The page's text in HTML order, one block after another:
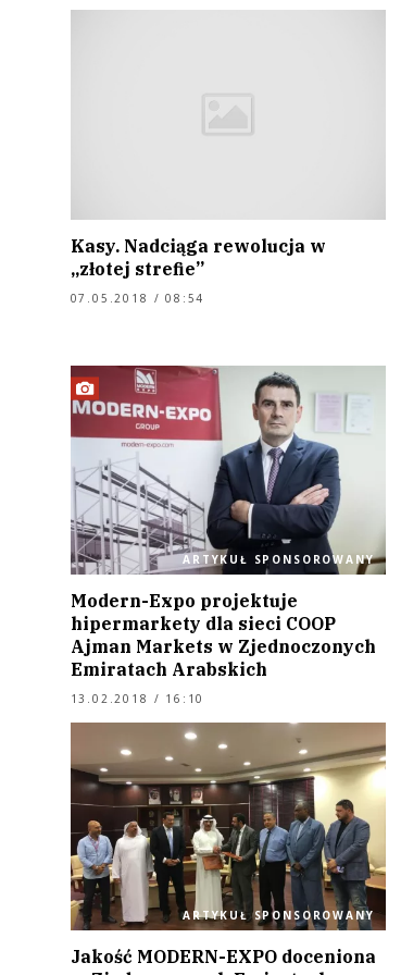
Kasy. Nadciąga rewolucja w
„złotej strefie”
07.05.2018 / 08:54
ARTYKUŁ SPONSOROWANY
Modern-Expo projektuje
hipermarkety dla sieci COOP
Ajman Markets w Zjednoczonych
Emiratach Arabskich
13.02.2018 / 16:10
ARTYKUŁ SPONSOROWANY
Jakość MODERN-EXPO doceniona